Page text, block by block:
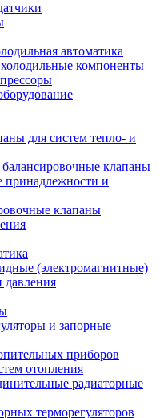
автоматика
компоненты
для систем тепло- и
клапаны
принадлежности и
клапаны
(электромагнитные)
давления
и запорные
приборов
отопления
радиаторные
терморегуляторов